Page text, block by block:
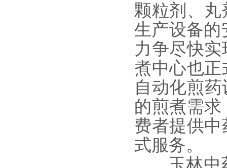
颗粒剂、
生产设备的
力争尽快
煮中心也
自动化煎
的煎煮需
费者提供
式服务。